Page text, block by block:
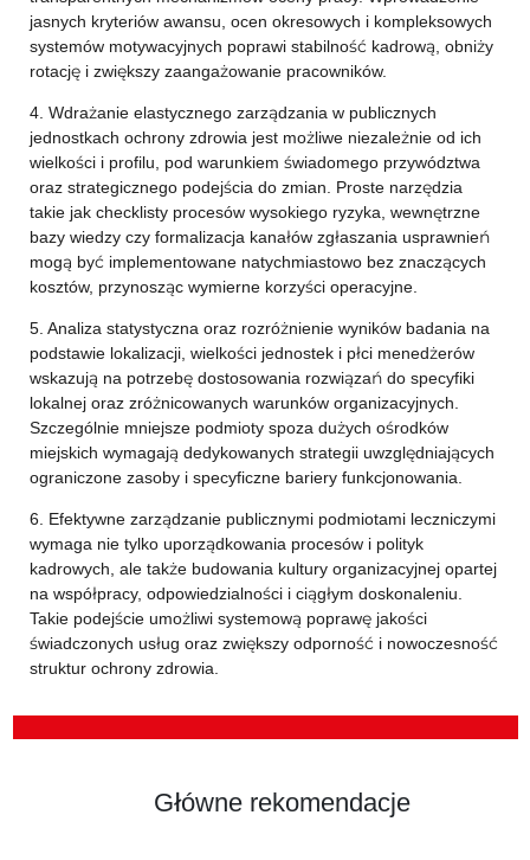
jasnych kryteriów awansu, ocen okresowych i kompleksowych
systemów motywacyjnych poprawi stabilność kadrową, obniży
rotację i zwiększy zaangażowanie pracowników.
4. Wdrażanie elastycznego zarządzania w publicznych
jednostkach ochrony zdrowia jest możliwe niezależnie od ich
wielkości i profilu, pod warunkiem świadomego przywództwa
oraz strategicznego podejścia do zmian. Proste narzędzia
takie jak checklisty procesów wysokiego ryzyka, wewnętrzne
bazy wiedzy czy formalizacja kanałów zgłaszania usprawnień
mogą być implementowane natychmiastowo bez znaczących
kosztów, przynosząc wymierne korzyści operacyjne.
5. Analiza statystyczna oraz rozróżnienie wyników badania na
podstawie lokalizacji, wielkości jednostek i płci menedżerów
wskazują na potrzebę dostosowania rozwiązań do specyfiki
lokalnej oraz zróżnicowanych warunków organizacyjnych.
Szczególnie mniejsze podmioty spoza dużych ośrodków
miejskich wymagają dedykowanych strategii uwzględniających
ograniczone zasoby i specyficzne bariery funkcjonowania.
6. Efektywne zarządzanie publicznymi podmiotami leczniczymi
wymaga nie tylko uporządkowania procesów i polityk
kadrowych, ale także budowania kultury organizacyjnej opartej
na współpracy, odpowiedzialności i ciągłym doskonaleniu.
Takie podejście umożliwi systemową poprawę jakości
świadczonych usług oraz zwiększy odporność i nowoczesność
struktur ochrony zdrowia.
Główne rekomendacje